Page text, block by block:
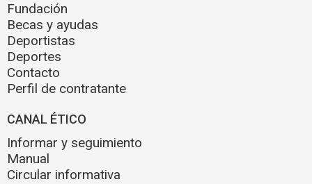
Fundación
Becas y ayudas
Deportistas
Deportes
Contacto
Perfil de contratante
CANAL ÉTICO
Informar y seguimiento
Manual
Circular informativa